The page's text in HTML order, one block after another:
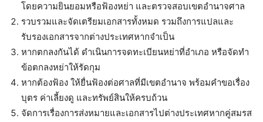
โดยความยินยอมหรือฟ้องหย่า และตรวจสอบเขตอำนาจศาล
รวบรวมและจัดเตรียมเอกสารทั้งหมด รวมถึงการแปลและ
รับรองเอกสารจากต่างประเทศหากจำเป็น
หากตกลงกันได้ ดำเนินการจดทะเบียนหย่าที่อำเภอ หรือจัดทำ
ข้อตกลงหย่าให้รัดกุม
หากต้องฟ้อง ให้ยื่นฟ้องต่อศาลที่มีเขตอำนาจ พร้อมคำขอเรื่อง
บุตร ค่าเลี้ยงดู และทรัพย์สินให้ครบถ้วน
จัดการเรื่องการส่งหมายและเอกสารไปต่างประเทศหากคู่สมรส